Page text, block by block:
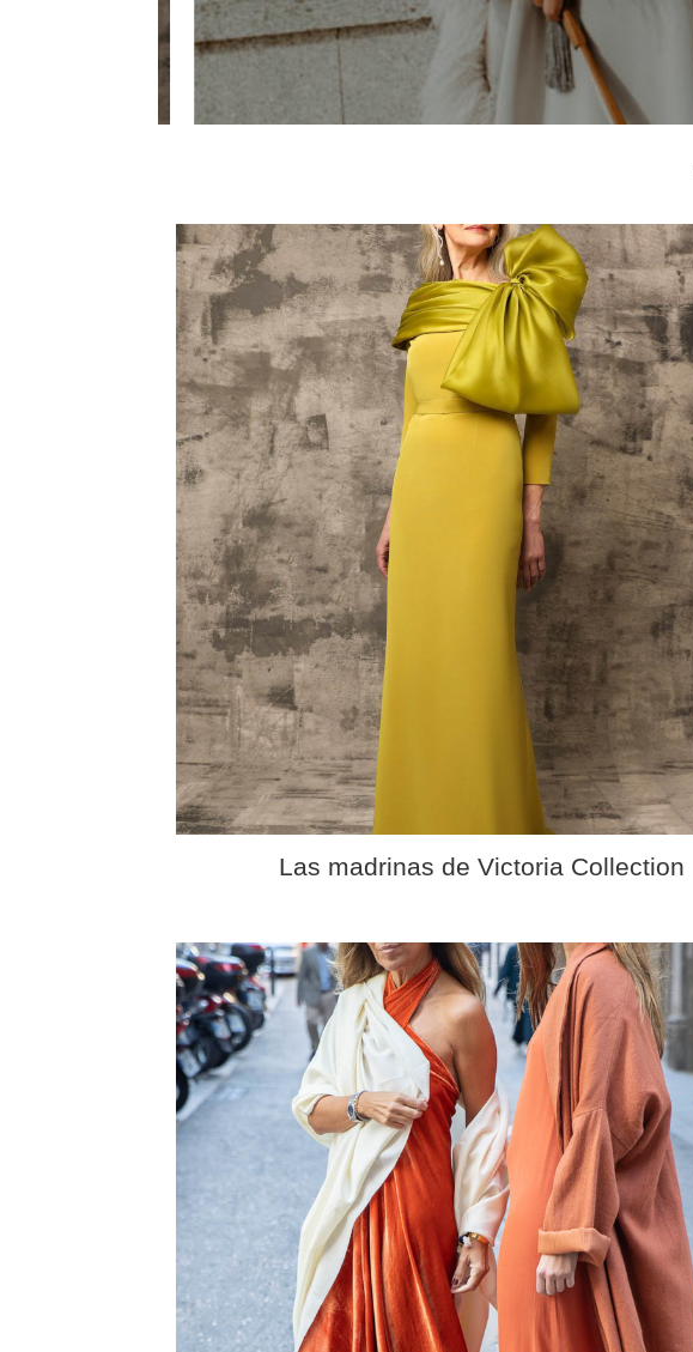
Las madrinas de Victoria Collection